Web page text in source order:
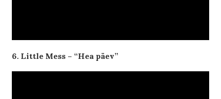
6. Little Mess – “Hea päev”